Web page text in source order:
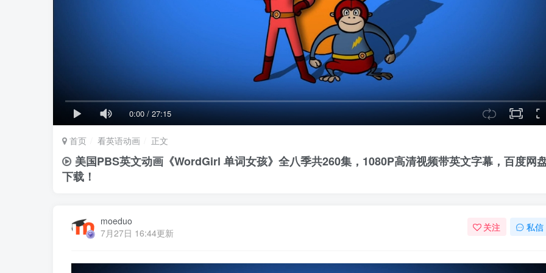
0:00 / 27:15
首页 看英语动画 正文
美国PBS英文动画《WordGirl 单词女孩》全八季共260集，1080P高清视频带英文字幕，百度网
下载！
moeduo
7月27日 16:44更新
关注 私信